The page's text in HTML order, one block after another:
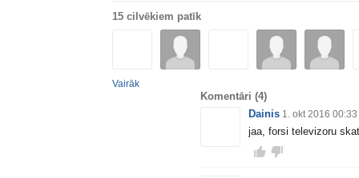
15 cilvēkiem patīk
Vairāk
Komentāri (4)
Dainis 1. okt 2016 00:33
jaa, forsi televizoru